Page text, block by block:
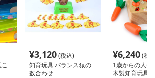
¥3,120(税込)
知育玩具 バランス猿の
数合わせ
¥6,240(税
1歳からの人参
木製知育玩具